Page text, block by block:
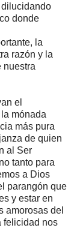
donde
la
razón y la
nuestra
el
mónada
más pura
de quien
al Ser
tanto para
a Dios
parangón que
y estar en
amorosas del
felicidad nos